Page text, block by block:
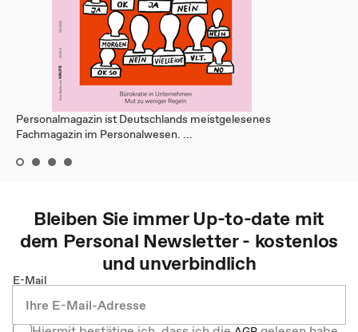
Personalmagazin ist Deutschlands meistgelesenes
Fachmagazin im Personalwesen. ...
Bleiben Sie immer Up-to-date mit
dem Personal Newsletter - kostenlos
und unverbindlich
E-Mail